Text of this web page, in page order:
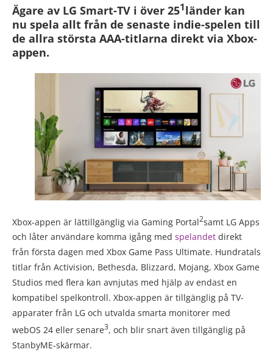
Ägare av LG Smart-TV i över 251länder kan
nu spela allt från de senaste indie-spelen till
de allra största AAA-titlarna direkt via Xbox-
appen.
Xbox-appen är lättillgänglig via Gaming Portal2samt LG Apps
och låter användare komma igång med spelandet direkt
från första dagen med Xbox Game Pass Ultimate. Hundratals
titlar från Activision, Bethesda, Blizzard, Mojang, Xbox Game
Studios med flera kan avnjutas med hjälp av endast en
kompatibel spelkontroll. Xbox-appen är tillgänglig på TV-
apparater från LG och utvalda smarta monitorer med
webOS 24 eller senare3, och blir snart även tillgänglig på
StanbyME-skärmar.